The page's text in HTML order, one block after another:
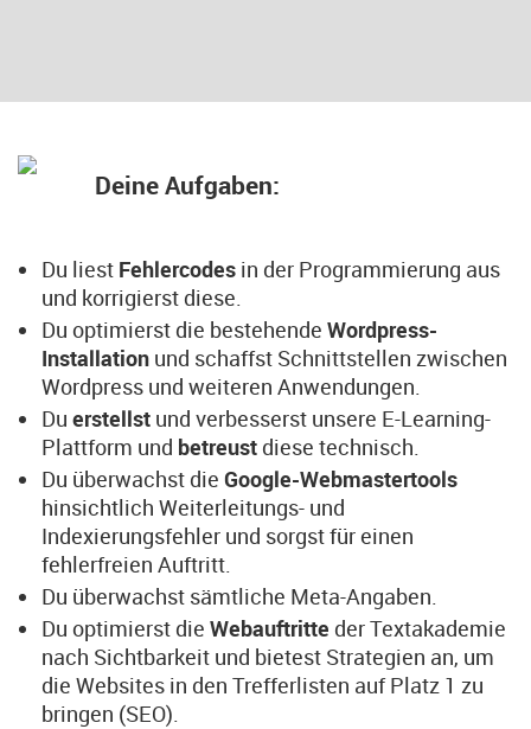
Deine Aufgaben:
Du liest Fehlercodes in der Programmierung aus
und korrigierst diese.
Du optimierst die bestehende Wordpress-
Installation und schaffst Schnittstellen zwischen
Wordpress und weiteren Anwendungen.
Du erstellst und verbesserst unsere E-Learning-
Plattform und betreust diese technisch.
Du überwachst die Google-Webmastertools
hinsichtlich Weiterleitungs- und
Indexierungsfehler und sorgst für einen
fehlerfreien Auftritt.
Du überwachst sämtliche Meta-Angaben.
Du optimierst die Webauftritte der Textakademie
nach Sichtbarkeit und bietest Strategien an, um
die Websites in den Trefferlisten auf Platz 1 zu
bringen (SEO).